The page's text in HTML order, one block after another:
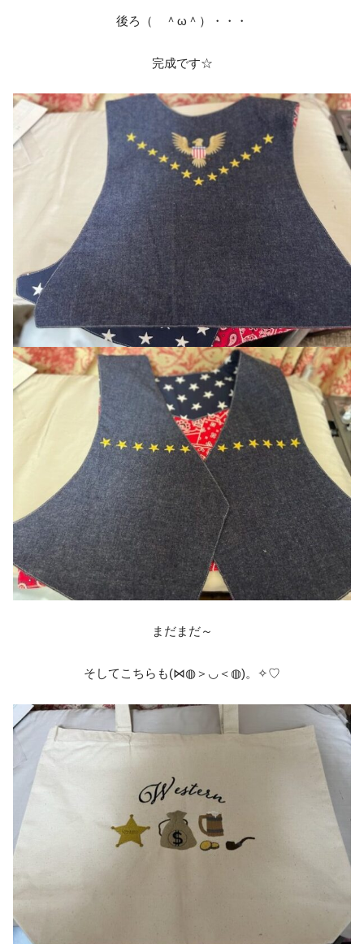
後ろ（ ＾ω＾）・・・
完成です☆
まだまだ～
そしてこちらも(⋈◍＞◡＜◍)。✧♡